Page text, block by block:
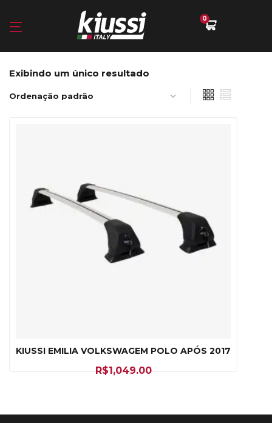
0
Exibindo um único resultado
KIUSSI EMILIA VOLKSWAGEM POLO APÓS 2017
R$1,049.00